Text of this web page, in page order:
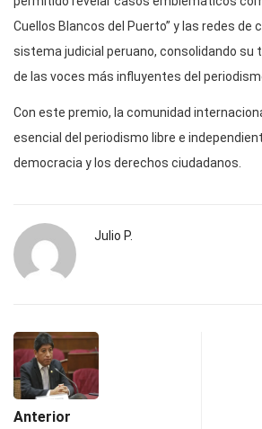
Cuellos Blancos del Puerto” y las redes de
sistema judicial peruano, consolidando su
de las voces más influyentes del
Con este premio, la comunidad
esencial del periodismo libre e
democracia y los derechos ciudadanos.
Julio P.
Anterior